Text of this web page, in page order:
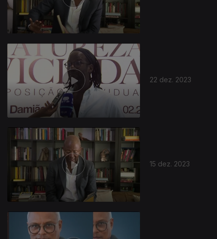
22 dez. 2023
15 dez. 2023